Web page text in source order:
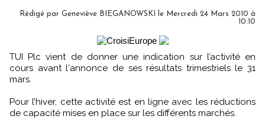
Rédigé par Geneviève BIEGANOWSKI le Mercredi 24 Mars 2010 à
10:10
TUI Plc vient de donner une indication sur l’activité en
cours avant l‘annonce de ses résultats trimestriels le 31
mars.
Pour l’hiver, cette activité est en ligne avec les réductions
de capacité mises en place sur les différents marchés.